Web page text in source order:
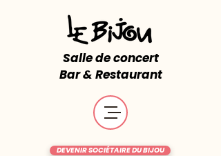
Salle de concert
Bar & Restaurant
DEVENIR SOCIÉTAIRE DU BIJOU